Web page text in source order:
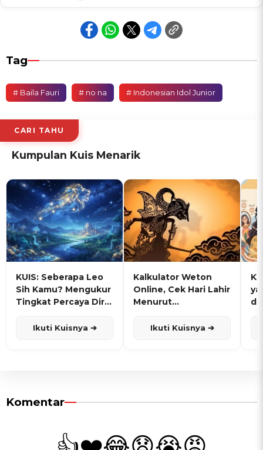
Tag
# Baila Fauri # no na # Indonesian Idol Junior
CARI TAHU
Kumpulan Kuis Menarik
KUIS: Seberapa Leo
Sih Kamu? Mengukur
Tingkat Percaya Diri
Ikuti Kuisnya ➔
Kalkulator Weton
Online, Cek Hari Lahir
Menurut
Ikuti Kuisnya ➔
Komentar